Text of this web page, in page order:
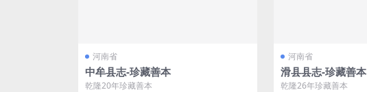
河南省
中牟县志-珍藏善本
乾隆20年珍藏善本
河南省
滑县县志-珍藏善本
乾隆26年珍藏善本